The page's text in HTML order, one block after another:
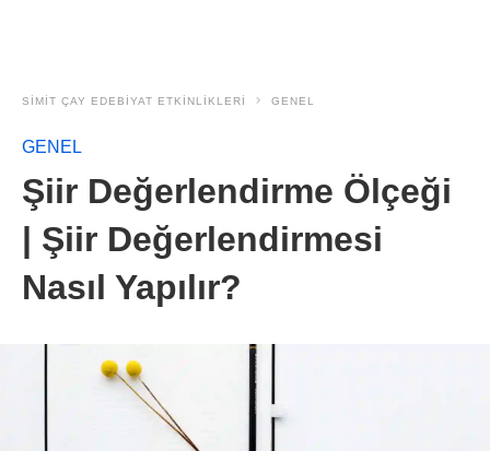
SIMIT ÇAY EDEBIYAT ETKINLIKLERI GENEL
GENEL
Şiir Değerlendirme Ölçeği
| Şiir Değerlendirmesi
Nasıl Yapılır?